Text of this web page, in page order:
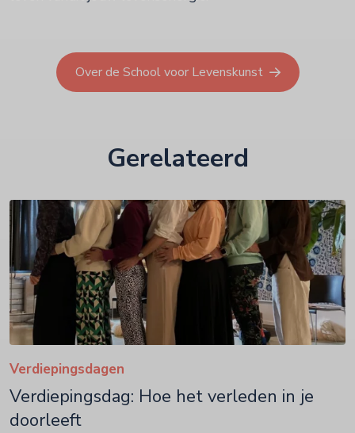
Over de School voor Levenskunst
Gerelateerd
Verdiepingsdagen
Verdiepingsdag: Hoe het verleden in je
doorleeft